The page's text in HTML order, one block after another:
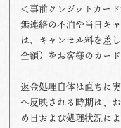
＜事前クレジットカー
無連絡の不泊や当日キ
は、キャンセル料を差
全額）をお客様のカー
返金処理自体は直ちに
へ反映される時期は、
め日および処理状況に